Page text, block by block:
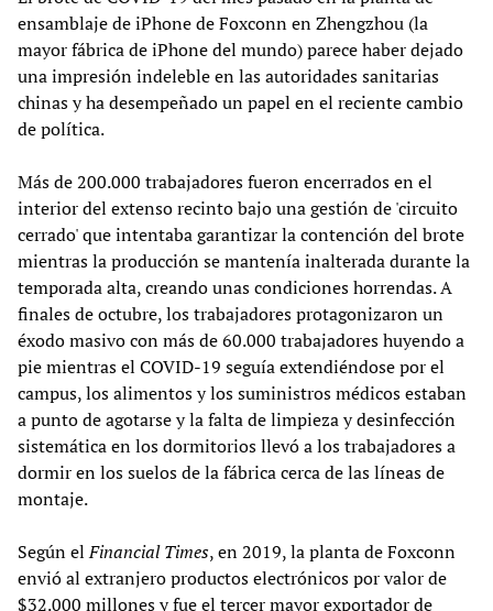
ensamblaje de iPhone de Foxconn en Zhengzhou (la
mayor fábrica de iPhone del mundo) parece haber dejado
una impresión indeleble en las autoridades sanitarias
chinas y ha desempeñado un papel en el reciente cambio
de política.
Más de 200.000 trabajadores fueron encerrados en el
interior del extenso recinto bajo una gestión de 'circuito
cerrado' que intentaba garantizar la contención del brote
mientras la producción se mantenía inalterada durante la
temporada alta, creando unas condiciones horrendas. A
finales de octubre, los trabajadores protagonizaron un
éxodo masivo con más de 60.000 trabajadores huyendo a
pie mientras el COVID-19 seguía extendiéndose por el
campus, los alimentos y los suministros médicos estaban
a punto de agotarse y la falta de limpieza y desinfección
sistemática en los dormitorios llevó a los trabajadores a
dormir en los suelos de la fábrica cerca de las líneas de
montaje.
Según elFinancial Times, en 2019, la planta de Foxconn
envió al extranjero productos electrónicos por valor de
$32.000 millones y fue el tercer mayor exportador de